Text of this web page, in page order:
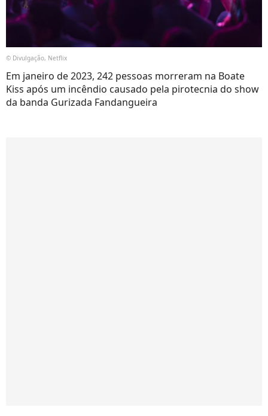
© Divulgação, Netflix
Em janeiro de 2023, 242 pessoas morreram na Boate
Kiss após um incêndio causado pela pirotecnia do show
da banda Gurizada Fandangueira